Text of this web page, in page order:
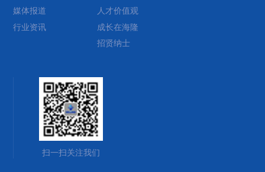
媒体报道
行业资讯
人才价值观
成长在海隆
招贤纳士
扫一扫关注我们